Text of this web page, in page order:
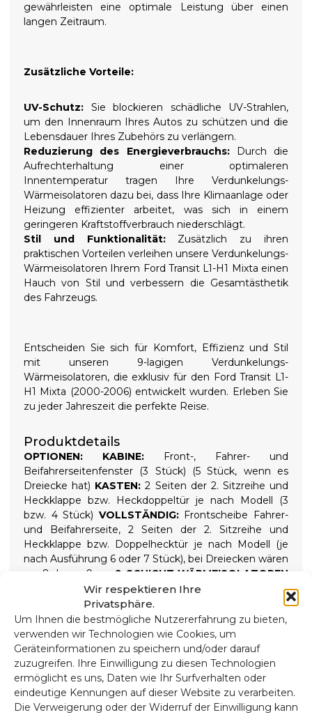
Wir respektieren Ihre
Privatsphäre.
Um Ihnen die bestmögliche Nutzererfahrung zu bieten,
verwenden wir Technologien wie Cookies, um
Geräteinformationen zu speichern und/oder darauf
zuzugreifen. Ihre Einwilligung zu diesen Technologien
ermöglicht es uns, Daten wie Ihr Surfverhalten oder
eindeutige Kennungen auf dieser Website zu verarbeiten.
Die Verweigerung oder der Widerruf der Einwilligung kann
gewährleisten eine optimale Leistung über einen
langen Zeitraum.
Zusätzliche Vorteile:
UV-Schutz: Sie blockieren schädliche UV-Strahlen,
um den Innenraum Ihres Autos zu schützen und die
Lebensdauer Ihres Zubehörs zu verlängern.
Reduzierung des Energieverbrauchs:Durch die
Aufrechterhaltung einer optimaleren
Innentemperatur tragen Ihre Verdunkelungs-
Wärmeisolatoren dazu bei, dass Ihre Klimaanlage oder
Heizung effizienter arbeitet, was sich in einem
geringeren Kraftstoffverbrauch niederschlägt.
Stil und Funktionalität:Zusätzlich zu ihren
praktischen Vorteilen verleihen unsere Verdunkelungs-
Wärmeisolatoren Ihrem Ford Transit L1-H1 Mixta einen
Hauch von Stil und verbessern die Gesamtästhetik
des Fahrzeugs.
Entscheiden Sie sich für Komfort, Effizienz und Stil
mit unseren 9-lagigen Verdunkelungs-
Wärmeisolatoren, die exklusiv für den Ford Transit L1-
H1 Mixta (2000-2006) entwickelt wurden. Erleben Sie
zu jeder Jahreszeit die perfekte Reise.
Produktdetails
OPTIONEN: KABINE: Front-, Fahrer- und
Beifahrerseitenfenster (3 Stück) (5 Stück, wenn es
Dreiecke hat) KASTEN: 2 Seiten der 2. Sitzreihe und
Heckklappe bzw. Heckdoppeltür je nach Modell (3
bzw. 4 Stück) VOLLSTÄNDIG:Frontscheibe Fahrer-
und Beifahrerseite, 2 Seiten der 2. Sitzreihe und
Heckklappe bzw. Doppelhecktür je nach Modell (je
nach Ausführung 6 oder 7 Stück), bei Dreiecken wären
es 8 bzw. 9 9-SCHICHT-WÄRMEISOLATOREN
Hochwertige 9-lagige Wärmedämmung und
Verdunkelungsrollos isolieren sowohl hohe als auch
niedrige Temperaturen und sorgen so für mehr
Komfort im Inneren und absolute Dunkelheit für
erholsame Nächte. Wird mit aufschraubbaren
Saugnäpfen mit hoher Saugkraft gehalten, die sich
zur einfachen Installation leicht entfernen lassen.
Zusammensetzung
90 Mikron Aluminium, UV- und kratzfest.